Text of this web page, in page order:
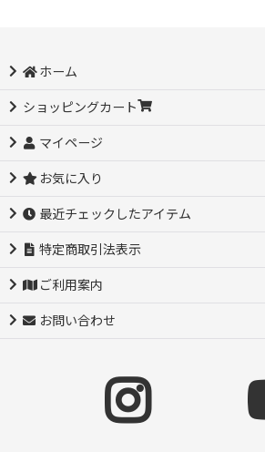
ホーム
ショッピングカート
マイページ
お気に入り
最近チェックしたアイテム
特定商取引法表示
ご利用案内
お問い合わせ